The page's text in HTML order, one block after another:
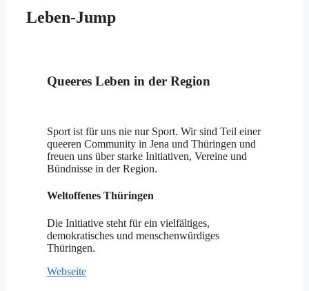
Leben-Jump
Queeres Leben in der Region
Sport ist für uns nie nur Sport. Wir sind Teil einer
queeren Community in Jena und Thüringen und
freuen uns über starke Initiativen, Vereine und
Bündnisse in der Region.
Weltoffenes Thüringen
Die Initiative steht für ein vielfältiges,
demokratisches und menschenwürdiges
Thüringen.
Webseite